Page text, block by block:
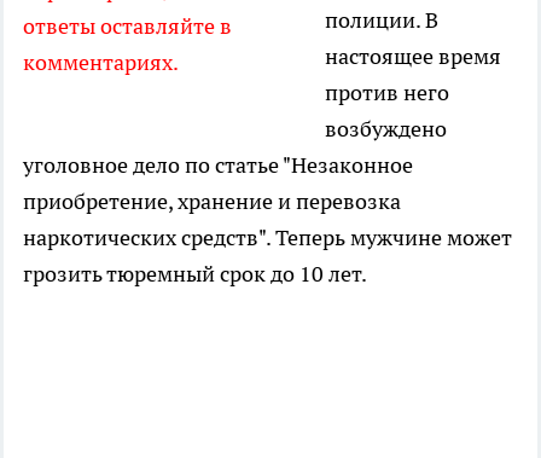
ответы оставляйте в
комментариях.
полиции. В
настоящее время
против него
возбуждено
уголовное дело по статье "Незаконное
приобретение, хранение и перевозка
наркотических средств". Теперь мужчине может
грозить тюремный срок до 10 лет.